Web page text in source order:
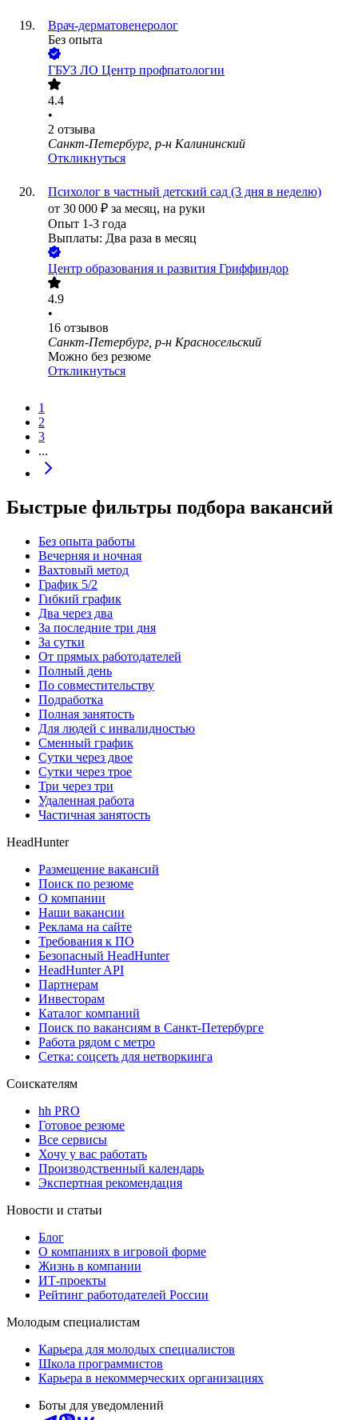
Врач-дерматовенеролог
Без опыта
ГБУЗ ЛО Центр профпатологии
4.4
•
2 отзыва
Санкт-Петербург, р-н Калининский
Откликнуться
Психолог в частный детский сад (3 дня в неделю)
от 30 000 ₽ за месяц, на руки
Опыт 1-3 года
Выплаты: Два раза в месяц
Центр образования и развития Гриффиндор
4.9
•
16 отзывов
Санкт-Петербург, р-н Красносельский
Можно без резюме
Откликнуться
1
2
3
...
Быстрые фильтры подбора вакансий
Без опыта работы
Вечерняя и ночная
Вахтовый метод
График 5/2
Гибкий график
Два через два
За последние три дня
За сутки
От прямых работодателей
Полный день
По совместительству
Подработка
Полная занятость
Для людей с инвалидностью
Сменный график
Сутки через двое
Сутки через трое
Три через три
Удаленная работа
Частичная занятость
HeadHunter
Размещение вакансий
Поиск по резюме
О компании
Наши вакансии
Реклама на сайте
Требования к ПО
Безопасный HeadHunter
HeadHunter API
Партнерам
Инвесторам
Каталог компаний
Поиск по вакансиям в Санкт-Петербурге
Работа рядом с метро
Сетка: соцсеть для нетворкинга
Соискателям
hh PRO
Готовое резюме
Все сервисы
Хочу у вас работать
Производственный календарь
Экспертная рекомендация
Новости и статьи
Блог
О компаниях в игровой форме
Жизнь в компании
ИТ-проекты
Рейтинг работодателей России
Молодым специалистам
Карьера для молодых специалистов
Школа программистов
Карьера в некоммерческих организациях
Боты для уведомлений